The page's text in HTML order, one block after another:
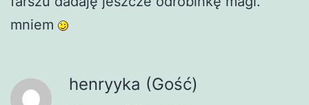
mniem
henryyka (Gość)